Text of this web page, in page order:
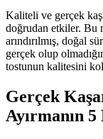
Kaliteli ve gerçek
doğrudan etkiler. Bu
arındırılmış, doğal
gerçek olup
tostunun kalitesini
Gerçek
Ayırmanın